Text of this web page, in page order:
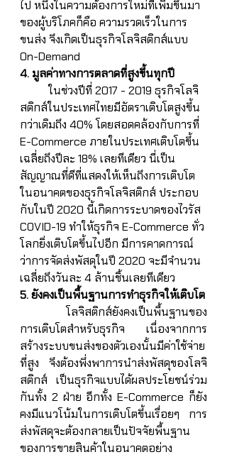
ไป หนึ่งในความต้องการใหม่ที่เพิ่มขึ้นมา
ของผู้บริโภคก็คือ ความรวดเร็วในการ
ขนส่ง จึงเกิดเป็นธุรกิจโลจิสติกส์แบบ
On-Demand
4. มูลค่าทางการตลาดที่สูงขึ้นทุกปี
	ในช่วงปีที่ 2017 - 2019 ธุรกิจโลจิ
สติกส์ในประเทศไทยมีอัตราเติบโตสูงขึ้น
กว่าเดิมถึง 40% โดยสอดคล้องกับการที่
E-Commerce ภายในประเทศเติบโตขึ้น
เฉลี่ยถึงปีละ 18% เลยทีเดียว นี่เป็น
สัญญาณที่ดีที่แสดงให้เห็นถึงการเติบโต
ในอนาคตของธุรกิจโลจิสติกส์ ประกอบ
กับในปี 2020 นี้เกิดการระบาดของไวรัส
COVID-19 ทำให้ธุรกิจ E-Commerce ทั่ว
โลกยิ่งเติบโตขึ้นไปอีก มีการคาดการณ์
ว่าการจัดส่งพัสดุในปี 2020 จะมีจำนวน
เฉลี่ยถึงวันละ 4 ล้านชิ้นเลยทีเดียว
5. ยังคงเป็นพื้นฐานการทำธุรกิจให้เติบโต
	โลจิสติกส์ยังคงเป็นพื้นฐานของ
การเติบโตสำหรับธุรกิจ เนื่องจากการ
สร้างระบบขนส่งของตัวเองนั้นมีค่าใช้จ่าย
ที่สูง จึงต้องพึ่งพาการนำส่งพัสดุของโลจิ
สติกส์ เป็นธุรกิจแบบได้ผลประโยชน์ร่วม
กันทั้ง 2 ฝ่าย อีกทั้ง E-Commerce ก็ยัง
คงมีแนวโน้มในการเติบโตขึ้นเรื่อยๆ การ
ส่งพัสดุจะต้องกลายเป็นปัจจัยพื้นฐาน
ของการขายสินค้าในอนาคตอย่าง